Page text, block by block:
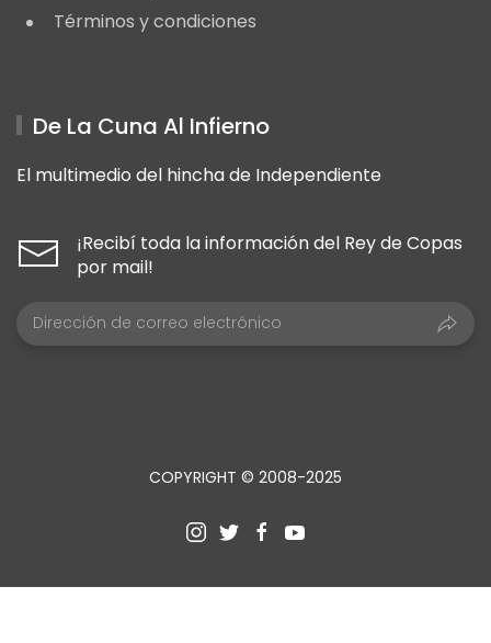
Términos y condiciones
De La Cuna Al Infierno
El multimedio del hincha de Independiente
¡Recibí toda la información del Rey de Copas
por mail!
COPYRIGHT © 2008-2025